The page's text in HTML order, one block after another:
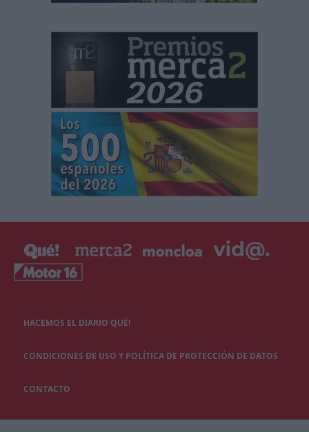
HACEMOS EL DIARIO QUÉ!
CONDICIONES DE USO Y POLÍTICA DE PROTECCIÓN DE DATOS
CONTACTO